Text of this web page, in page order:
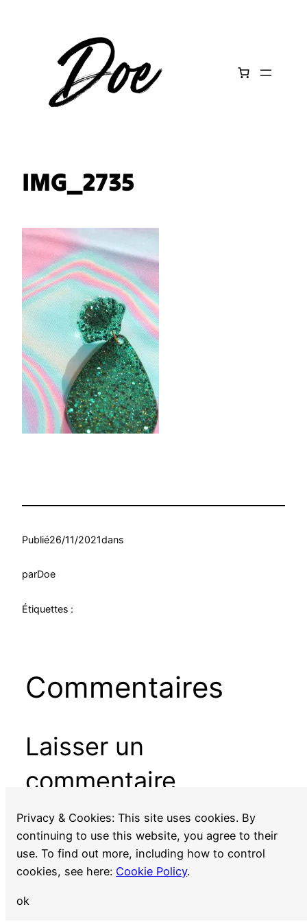
IMG_2735
Publié26/11/2021dans
parDoe
Étiquettes :
Commentaires
Laisser un
commentaire
Vous devezvous connecterpour publier un
commentaire.
Privacy & Cookies: This site uses cookies. By
continuing to use this website, you agree to their
use. To find out more, including how to control
cookies, see here: Cookie Policy.
ok